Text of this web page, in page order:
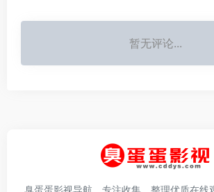
暂无评论...